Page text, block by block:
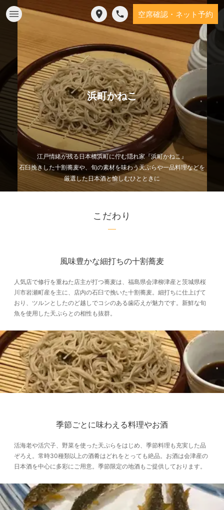
空席確認・ネット予約
浜町かねこ
江戸情緒が残る日本橋浜町に佇む隠れ家『浜町かねこ』
石臼挽きした十割蕎麦や、旬の素材を味わう天ぷらや一品料理などを
厳選した日本酒と愉しむひとときに
こだわり
風味豊かな細打ちの十割蕎麦
人気店で修行を重ねた店主が打つ蕎麦は、福島県会津柳津産と茨城県桜
川市岩瀬町産を主に、店内の石臼で挽いた十割蕎麦。細打ちに仕上げて
おり、ツルンとしたのど越しでコシのある歯応えが魅力です。新鮮な旬
魚を使用した天ぷらとの相性も抜群。
季節ごとに味わえる料理やお酒
活海老や活穴子、野菜を使った天ぷらをはじめ、季節料理も充実した品
ぞろえ。常時30種類以上の酒肴はどれをとっても絶品。お酒は会津産の
日本酒を中心に多彩にご用意。季節限定の地酒もご提供しております。